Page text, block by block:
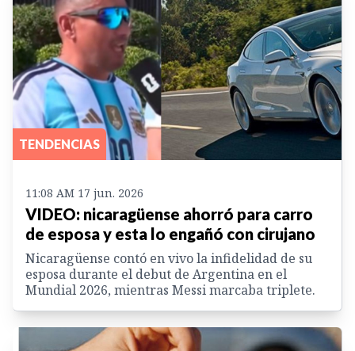
TENDENCIAS
11:08 AM 17 jun. 2026
VIDEO: nicaragüense ahorró para carro
de esposa y esta lo engañó con cirujano
Nicaragüense contó en vivo la infidelidad de su
esposa durante el debut de Argentina en el
Mundial 2026, mientras Messi marcaba triplete.